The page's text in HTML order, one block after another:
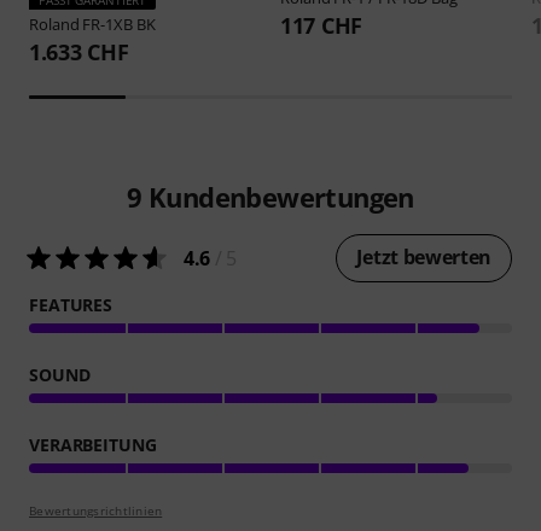
Roland FR-1XB BK
1.633 CHF
117 CHF
9 Kundenbewertungen
4.6 Jetzt bewerten
FEATURES
SOUND
VERARBEITUNG
Bewertungsrichtlinien